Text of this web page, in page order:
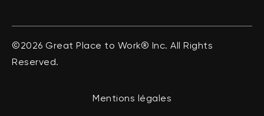
©2026 Great Place to Work® Inc. All Rights
Reserved.
Mentions légales